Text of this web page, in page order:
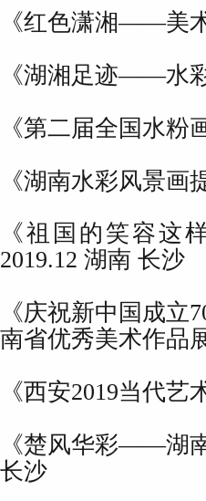
《红色潇湘——美
《湖湘足迹——水
《第二届全国水粉
《湖南水彩风景画
《祖国的笑容
2019.12 湖南 长沙
《庆祝新中国成
南省优秀美术作品
《西安2019当代
《楚风华彩——湖
长沙